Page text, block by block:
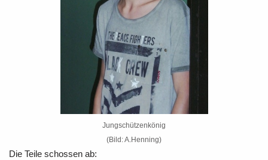
Jungschützenkönig
(Bild: A.Henning)
Die Teile schossen ab: